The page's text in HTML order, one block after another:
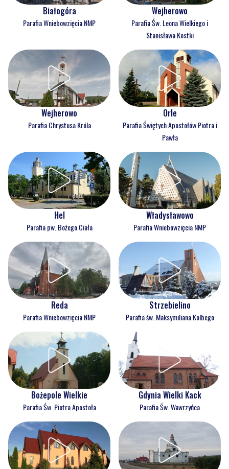
Białogóra
Parafia Wniebowzięcia NMP
Wejherowo
Parafia Św. Leona Wielkiego i
Stanisława Kostki
Wejherowo
Parafia Chrystusa Króla
Orle
Parafia Świętych Apostołów Piotra i
Pawła
Hel
Parafia pw. Bożego Ciała
Władysławowo
Parafia Wniebowzięcia NMP
Reda
Parafia Wniebowzięcia NMP
Strzebielino
Parafia św. Maksymiliana Kolbego
Bożepole Wielkie
Parafia Św. Piotra Apostoła
Gdynia Wielki Kack
Parafia Św. Wawrzyńca